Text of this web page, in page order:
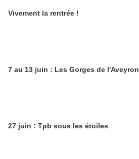
Vivement la rentrée !
7 au 13 juin : Les Gorges de l'Aveyron
27 juin : Tpb sous les étoiles